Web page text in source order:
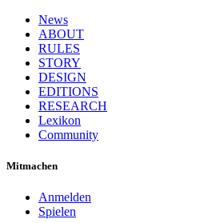
News
ABOUT
RULES
STORY
DESIGN
EDITIONS
RESEARCH
Lexikon
Community
Mitmachen
Anmelden
Spielen